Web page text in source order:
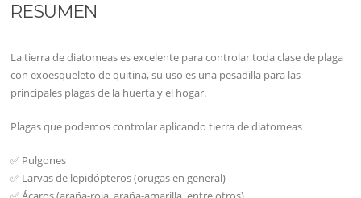
RESUMEN
La tierra de diatomeas es excelente para controlar toda clase de plaga
con exoesqueleto de quitina, su uso es una pesadilla para las
principales plagas de la huerta y el hogar.
Plagas que podemos controlar aplicando tierra de diatomeas
✅ Pulgones
✅ Larvas de lepidópteros (orugas en general)